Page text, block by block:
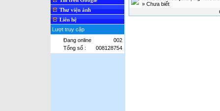
Thư viện ảnh
Liên hệ
Lượt truy cập
Đang online
002
Tổng số :
008128754
» Chưa biết